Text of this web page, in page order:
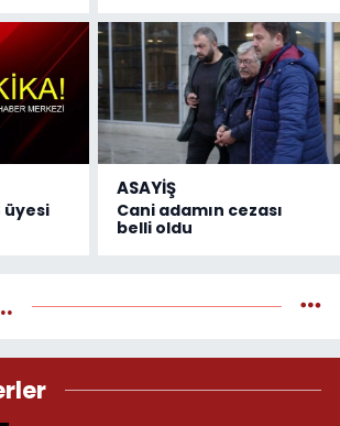
üyesi
ASAYİŞ
Cani adamın cezası
belli oldu